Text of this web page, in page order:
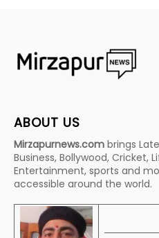
ABOUT US
Mirzapurnews.com brings
Business, Bollywood, Cricket,
Entertainment, sports and
accessible around the world.